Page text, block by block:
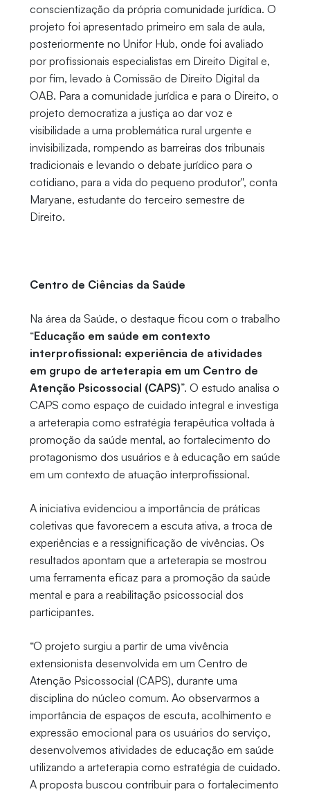
conscientização da própria comunidade jurídica. O
projeto foi apresentado primeiro em sala de aula,
posteriormente no Unifor Hub, onde foi avaliado
por profissionais especialistas em Direito Digital e,
por fim, levado à Comissão de Direito Digital da
OAB. Para a comunidade jurídica e para o Direito, o
projeto democratiza a justiça ao dar voz e
visibilidade a uma problemática rural urgente e
invisibilizada, rompendo as barreiras dos tribunais
tradicionais e levando o debate jurídico para o
cotidiano, para a vida do pequeno produtor", conta
Maryane, estudante do terceiro semestre de
Direito.
Centro de Ciências da Saúde
Na área da Saúde, o destaque ficou com o trabalho
“Educação em saúde em contexto
interprofissional: experiência de atividades
em grupo de arteterapia em um Centro de
Atenção Psicossocial (CAPS)”. O estudo analisa o
CAPS como espaço de cuidado integral e investiga
a arteterapia como estratégia terapêutica voltada à
promoção da saúde mental, ao fortalecimento do
protagonismo dos usuários e à educação em saúde
em um contexto de atuação interprofissional.
A iniciativa evidenciou a importância de práticas
coletivas que favorecem a escuta ativa, a troca de
experiências e a ressignificação de vivências. Os
resultados apontam que a arteterapia se mostrou
uma ferramenta eficaz para a promoção da saúde
mental e para a reabilitação psicossocial dos
participantes.
“O projeto surgiu a partir de uma vivência
extensionista desenvolvida em um Centro de
Atenção Psicossocial (CAPS), durante uma
disciplina do núcleo comum. Ao observarmos a
importância de espaços de escuta, acolhimento e
expressão emocional para os usuários do serviço,
desenvolvemos atividades de educação em saúde
utilizando a arteterapia como estratégia de cuidado.
A proposta buscou contribuir para o fortalecimento